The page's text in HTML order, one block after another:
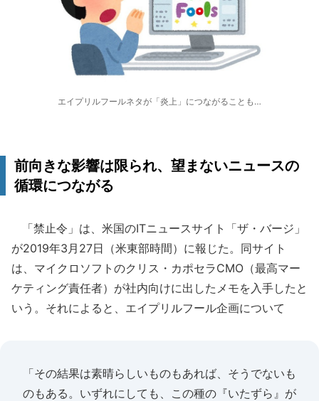
エイプリルフールネタが「炎上」につながることも…
前向きな影響は限られ、望まないニュースの
循環につながる
「禁止令」は、米国のITニュースサイト「ザ・バージ」
が2019年3月27日（米東部時間）に報じた。同サイト
は、マイクロソフトのクリス・カポセラCMO（最高マー
ケティング責任者）が社内向けに出したメモを入手したと
いう。それによると、エイプリルフール企画について
「その結果は素晴らしいものもあれば、そうでないも
のもある。いずれにしても、この種の『いたずら』が